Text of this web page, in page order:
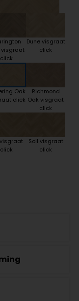
visgraat
click
Dune visgraat
click
Oak
click
Richmond
Oak visgraat
click
click
Soil visgraat
click